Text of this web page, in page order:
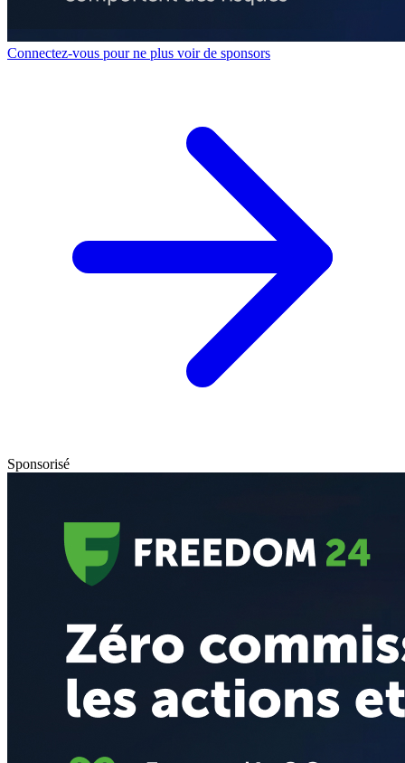
Connectez-vous pour ne plus voir de sponsors
Sponsorisé